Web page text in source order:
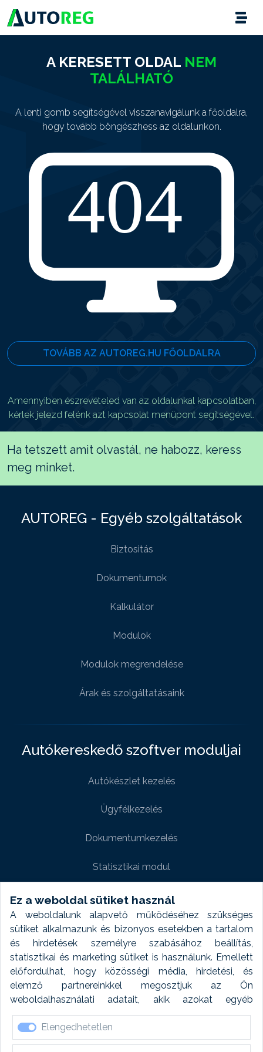
Ez a weboldal sütiket használ
A weboldalunk alapvető működéséhez szükséges
sütiket alkalmazunk és bizonyos esetekben a tartalom
és hirdetések személyre szabásához beállítás,
statisztikai és marketing sütiket is használunk. Emellett
előfordulhat, hogy közösségi média, hirdetési, és
elemző partnereinkkel megosztjuk az Ön
weboldalhasználati adatait, akik azokat egyéb
forrásokból gyűjtött adatokkal kombinálhatják. A sütik
elfogadásával kapcsolatosan naplózást végzünk és
ezen adatokat 6 hónap után automatikusan töröljük. A
Elengedhetetlen
A KERESETT OLDAL NEM
TALÁLHATÓ
A lenti gomb segítségével visszanavigálunk a főoldalra,
hogy tovább böngészhess az oldalunkon.
TOVÁBB AZ AUTOREG.HU FŐOLDALRA
Amennyiben észrevételed van az oldalunkal kapcsolatban,
kérlek jelezd felénk azt kapcsolat menüpont segítségével.
Ha tetszett amit olvastál, ne habozz, keress
meg minket.
AUTOREG - Egyéb szolgáltatások
Biztositás
Dokumentumok
Kalkulátor
Modulok
Modulok megrendelése
Árak és szolgáltatásaink
Autókereskedő szoftver moduljai
Autókészlet kezelés
Ügyfélkezelés
Dokumentumkezelés
Statisztikai modul
Weboldal modul
Fényképtár extra modul
Autómosó modul
Feladatütemezés